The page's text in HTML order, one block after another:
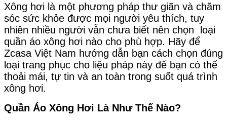
Xông hơi là một phương pháp thư giãn và chăm
sóc sức khỏe được mọi người yêu thích, tuy
nhiên nhiều người vẫn chưa biết nên chọn loại
quần áo xông hơi nào cho phù hợp. Hãy để
Zcasa Việt Nam hướng dẫn bạn cách chọn đúng
loại trang phục cho liệu pháp này để bạn có thể
thoải mái, tự tin và an toàn trong suốt quá trình
xông hơi.
Quần Áo Xông Hơi Là Như Thế Nào?